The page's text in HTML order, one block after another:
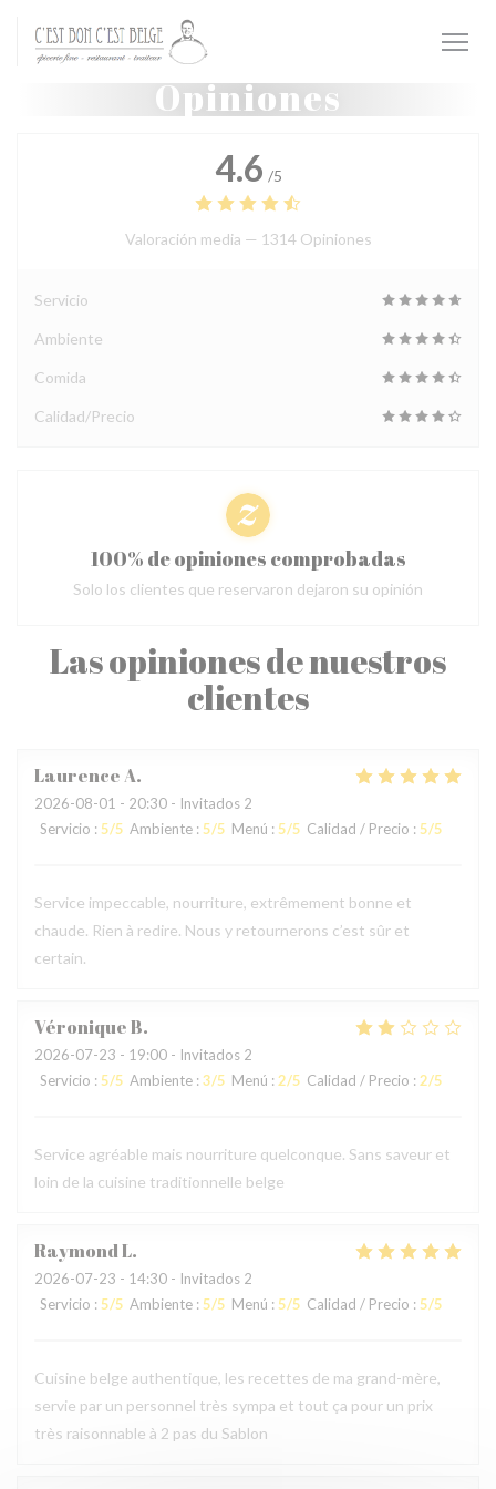
Personalización de sus opciones de cookies
Opiniones
Las opiniones de nuestros
clientes
LaurenceA
2026-08-01 - 20:30 - Invitados 2
Servicio : 5/5 Ambiente : 5/5 Menú : 5/5 Calidad / Precio : 5/5
Service impeccable, nourriture, extrêmement bonne et
chaude. Rien à redire. Nous y retournerons c’est sûr et
certain.
VéroniqueB
2026-07-23 - 19:00 - Invitados 2
Servicio : 5/5 Ambiente : 3/5 Menú : 2/5 Calidad / Precio : 2/5
Service agréable mais nourriture quelconque. Sans saveur et
loin de la cuisine traditionnelle belge
RaymondL
2026-07-23 - 14:30 - Invitados 2
Servicio : 5/5 Ambiente : 5/5 Menú : 5/5 Calidad / Precio : 5/5
Cuisine belge authentique, les recettes de ma grand-mère,
servie par un personnel très sympa et tout ça pour un prix
très raisonnable à 2 pas du Sablon
4.6 /5
Valoración media — 1314 Opiniones
Servicio
Ambiente
Comida
Calidad/Precio
100% de opiniones comprobadas
Solo los clientes que reservaron dejaron su opinión